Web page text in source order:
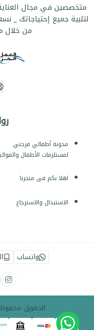
مدونة أطفالي فرحتي
لمستلزمات الأطفال
اهلا بكم فى متجرنا
الاستبدال والاسترجاع
متخصصين في مجال
لتلبية جميع إحتياجاتك _
من خلال
واتساب
الحقوق محفوظة |